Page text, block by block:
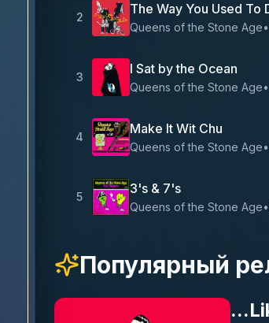
2
The Way You Used To
Queens of the Stone Age•
3
I Sat by the Ocean
Queens of the Stone Age•
4
Make It Wit Chu
Queens of the Stone Age•
5
3's & 7's
Queens of the Stone Age•
Популярный